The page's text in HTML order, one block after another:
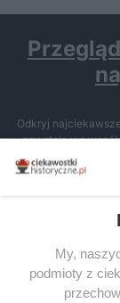
Odkryj
powstała we
miłośników
tytułów
SERWIS
My,
podmioty z